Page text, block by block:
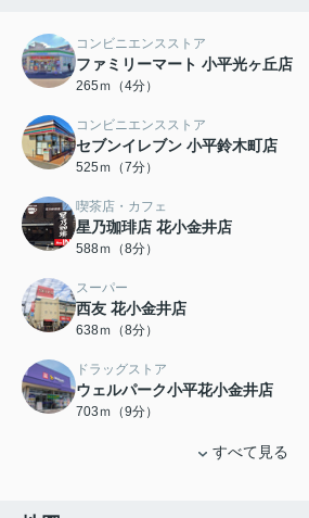
コンビニエンスストア
ファミリーマート 小平光ヶ丘店
265ｍ（4分）
コンビニエンスストア
セブンイレブン 小平鈴木町店
525ｍ（7分）
喫茶店・カフェ
星乃珈琲店 花小金井店
588ｍ（8分）
スーパー
西友 花小金井店
638ｍ（8分）
ドラッグストア
ウェルパーク小平花小金井店
703ｍ（9分）
すべて見る